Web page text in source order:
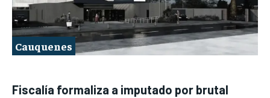
Cauquenes
Fiscalía formaliza a imputado por brutal